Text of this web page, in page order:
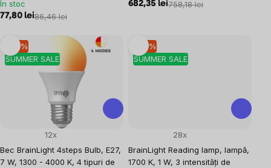
În stoc
77,80 lei86,46 lei
682,35 lei758,18 lei
SUMMER SALE
–10 %
Bec BrainLight 4steps Bulb, E27,
7 W, 1300 - 4000 K, 4 tipuri de
12x
SUMMER SALE
–10 %
BrainLight Reading lamp, lampă,
1700 K, 1 W, 3 intensități de
28x